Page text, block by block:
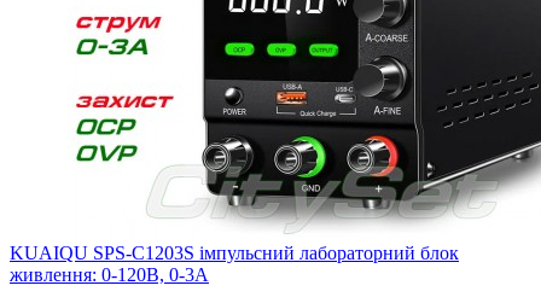
KUAIQU SPS-C1203S імпульсний лабораторний блок
живлення: 0-120В, 0-3А